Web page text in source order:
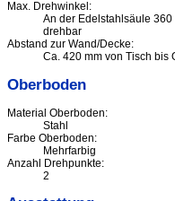
Max. Drehwinkel:
An der Edelstahlsäule 360
drehbar
Abstand zur Wand/Decke:
Ca. 420 mm von Tisch bis
Oberboden
Material Oberboden:
Stahl
Farbe Oberboden:
Mehrfarbig
Anzahl Drehpunkte:
2